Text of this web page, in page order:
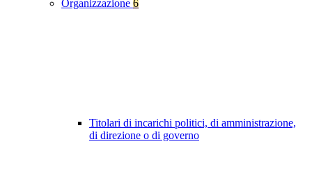
Organizzazione 6
Titolari di incarichi politici, di amministrazione,
di direzione o di governo